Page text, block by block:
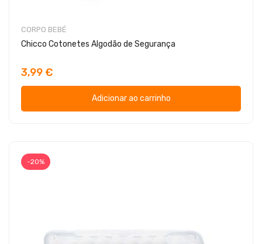
CORPO BEBÉ
Chicco Cotonetes Algodão de Segurança
3,99 €
Adicionar ao carrinho
-20%